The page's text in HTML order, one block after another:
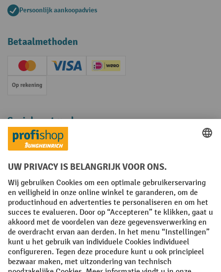
Persoonlijk aankoopadvies
Betaalmethoden
Creditcard (Master)Creditcard (Visa)iDEAL | Wero
Op rekening
Sociale netwerken
Facebook
YouTube
LinkedInInstagram
Algemene leveringsvoorwaarden Copyright
Privacyverklaring Privacy Instellingen
All prices excl. VAT plusshipping costs and possible delivery charges,
if not stated otherwise.
¹ De korting is geldig zolang de voorraad strekt. De korting is niet van
toepassing op speciale prijzen. Een combinatie met andere